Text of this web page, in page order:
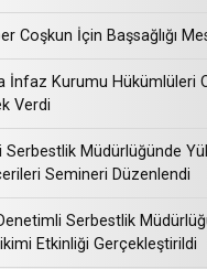
Coşkun İçin Başsağlığı
İnfaz Kurumu Hükümlüleri
Verdi
Serbestlik Müdürlüğünde
Semineri Düzenlendi
Serbestlik
Etkinliği Gerçekleştirildi